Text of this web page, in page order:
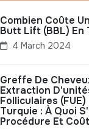
Combien Coûte
Butt Lift (BBL) En
4 March 2024
Greffe De
Extraction
Folliculaires (FUE)
Turquie : À Quoi
Procédure Et Coût